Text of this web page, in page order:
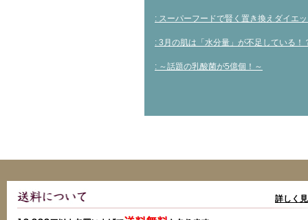
: スーパーフードで賢く置き換えダイエ
: 3月の肌は「水分量」が不足している！
: ～話題の乳酸菌が5億個！～
詳しく